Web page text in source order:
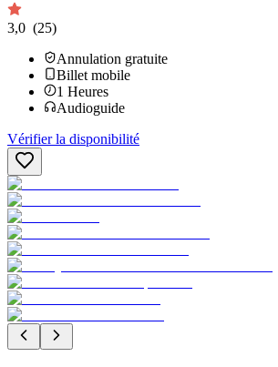
3,0 (25)
Annulation gratuite
Billet mobile
1 Heures
Audioguide
Vérifier la disponibilité